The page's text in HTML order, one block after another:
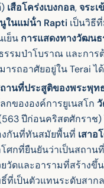
เสือโคร่งเบงกอล,จระเ
ในแม่น้ํา Rapti เป็นวิธี
ย็น การแสดงทางวัฒนธ
รรมป่าโบราณ และการ
ารถอาศัยอยู่ใน Terai
นที่ประสูติของพระพุท
กขององค์การยูเนสโก
ปีก่อนคริสตศักราช
งกันที่ทันสมัยพื้นที่ เสาอ
ศกที่ยืนยันว่าเป็นสถาน
วัดและอารามที่สร้างขึ้
ที่เป็นตัวแทนระดับสา